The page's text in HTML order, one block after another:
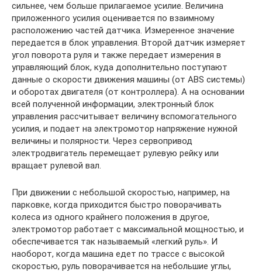
сильнее, чем больше прилагаемое усилие. Величина
приложенного усилия оценивается по взаимному
расположению частей датчика. Измеренное значение
передается в блок управления. Второй датчик измеряет
угол поворота руля и также передает измерения в
управляющий блок, куда дополнительно поступают
данные о скорости движения машины (от ABS системы)
и оборотах двигателя (от контроллера). А на основании
всей полученной информации, электронный блок
управления рассчитывает величину вспомогательного
усилия, и подает на электромотор напряжение нужной
величины и полярности. Через сервопривод
электродвигатель перемещает рулевую рейку или
вращает рулевой вал.
При движении с небольшой скоростью, например, на
парковке, когда приходится быстро поворачивать
колеса из одного крайнего положения в другое,
электромотор работает с максимальной мощностью, и
обеспечивается так называемый «легкий руль». И
наоборот, когда машина едет по трассе с высокой
скоростью, руль поворачивается на небольшие углы,